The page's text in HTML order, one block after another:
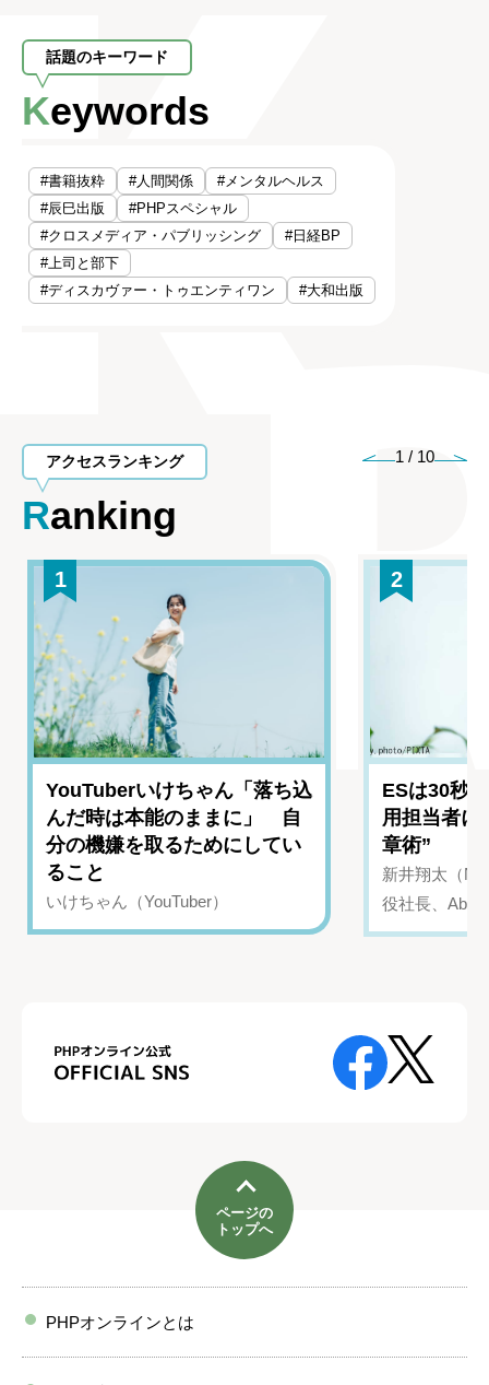
話題のキーワード
Keywords
#書籍抜粋 #人間関係
#メンタルヘルス
#辰巳出版
#PHPスペシャル
#クロスメディア・パブリッシング
#日経BP
#上司と部下
#ディスカヴァー・トゥエンティワン
#大和出版
アクセスランキング
Ranking
1 / 10
1
YouTuberいけちゃん「落ち込
んだ時は本能のままに」 自
分の機嫌を取るためにしてい
ること
いけちゃん（YouTuber）
2
ESは30秒
用担当者に
章術”
新井翔太（
役社長、
ページの
トップへ
PHPオンラインとは